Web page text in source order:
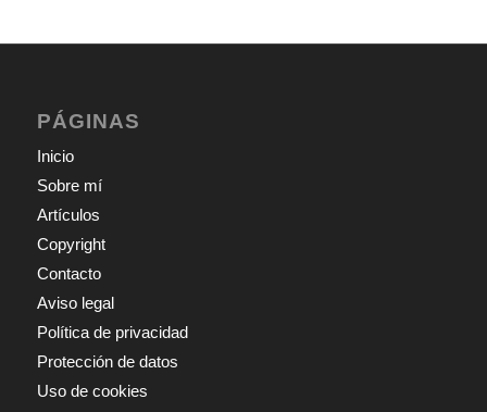
PÁGINAS
Inicio
Sobre mí
Artículos
Copyright
Contacto
Aviso legal
Política de privacidad
Protección de datos
Uso de cookies